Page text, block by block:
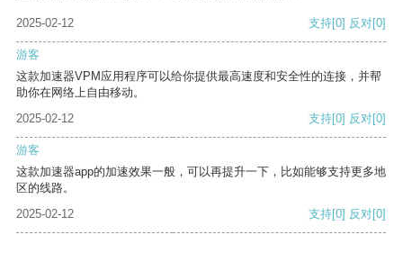
2025-02-12 支持[0] 反对[0]
游客
这款加速器VPM应用程序可以给你提供最高速度和安全性的连接，并帮
助你在网络上自由移动。
2025-02-12
支持[0] 反对[0]
游客
这款加速器app的加速效果一般，可以再提升一下，比如能够支持更多地
区的线路。
2025-02-12
支持[0] 反对[0]